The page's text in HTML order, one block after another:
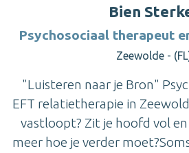
Bien
Psychosociaal therapeut
Zeewolde -
"Luisteren naar je Bron"
EFT relatietherapie in
vastloopt? Zit je hoofd vol
meer hoe je verder